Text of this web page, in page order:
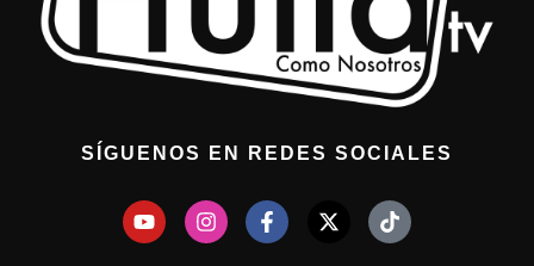
SÍGUENOS EN REDES SOCIALES